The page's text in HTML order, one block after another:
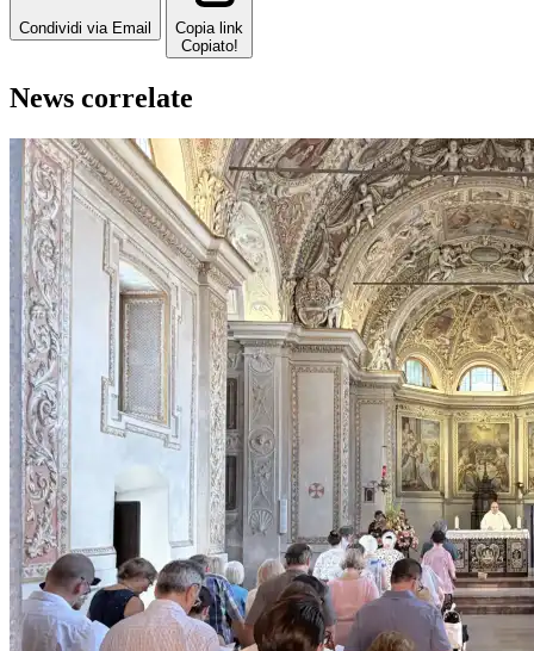
Condividi via Email
Copia link
Copiato!
News correlate